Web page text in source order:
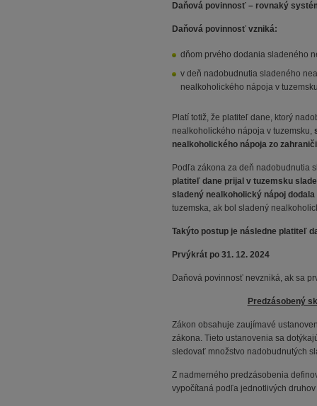
Daňová povinnosť – rovnaký
Daňová povinnosť vzniká:
dňom prvého dodania sladeného
v deň nadobudnutia sladeného
nealkoholického nápoja v
Platí totiž, že platiteľ dane, ktorý
nealkoholického nápoja v tuzemsku,
nealkoholického nápoja zo
Podľa zákona za deň nadobudnutia
platiteľ dane prijal v tuzemsku
sladený nealkoholický nápoj
tuzemska, ak bol sladený
Takýto postup je následne platiteľ
Prvýkrát po 31. 12. 2024
Daňová povinnosť nevzniká, ak sa
Predzásobený
Zákon obsahuje zaujímavé
zákona. Tieto ustanovenia sa
sledovať množstvo nadobudnutých
Z nadmerného predzásobenia
vypočítaná podľa jednotlivých